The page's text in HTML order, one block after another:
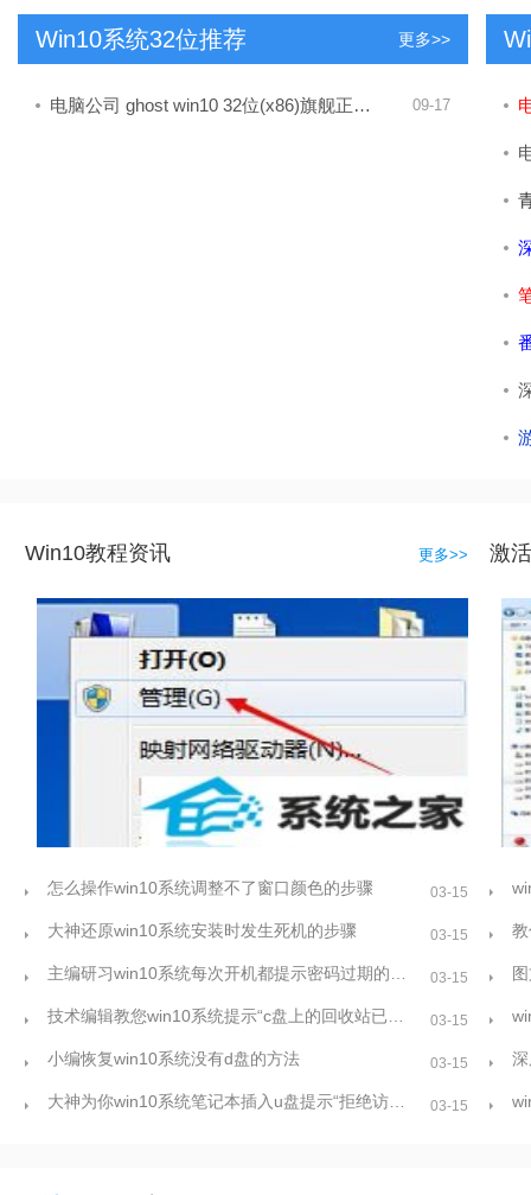
Win10系统32位推荐 更多>>
电脑公司 ghost win10 32位(x86)旗舰正式版v2019.10 09-17
Win10教程资讯 更多>>
雨林木风细说win10系统防火墙关不掉的问题
怎么操作win10系统调整不了窗口颜色的步骤 03-15
大神还原win10系统安装时发生死机的步骤 03-15
03-15
03-15
小编恢复win10系统没有d盘的方法 03-15
03-15
激
黑
方案